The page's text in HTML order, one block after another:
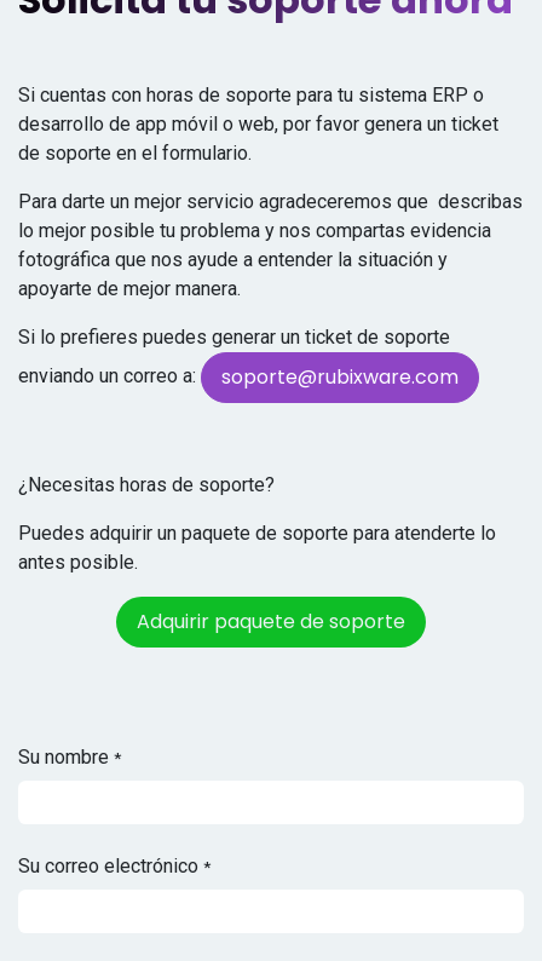
Si cuentas con horas de soporte para tu sistema ERP o
desarrollo de app móvil o web, por favor genera un ticket
de soporte en el formulario.
Para darte un mejor servicio agradeceremos que describas
lo mejor posible tu problema y nos compartas evidencia
fotográfica que nos ayude a entender la situación y
apoyarte de mejor manera.
Si lo prefieres puedes generar un ticket de soporte
enviando un correo a:
soporte@rubixware.com
¿Necesitas horas de soporte?
Puedes adquirir un paquete de soporte para atenderte lo
antes posible.
Adquirir paquete de soporte
Su nombre *
Su correo electrónico *